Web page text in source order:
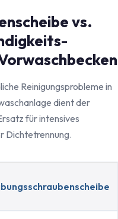
vs.
Reinigungsprobleme in
dient der
für intensives
Dichtetrennung.